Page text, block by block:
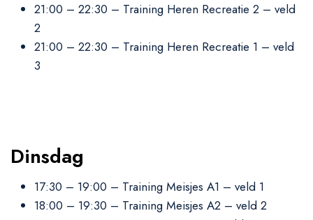
21:00 – 22:30 – Training Heren Recreatie 2 – veld
2
21:00 – 22:30 – Training Heren Recreatie 1 – veld
3
Dinsdag
17:30 – 19:00 – Training Meisjes A1 – veld 1
18:00 – 19:30 – Training Meisjes A2 – veld 2